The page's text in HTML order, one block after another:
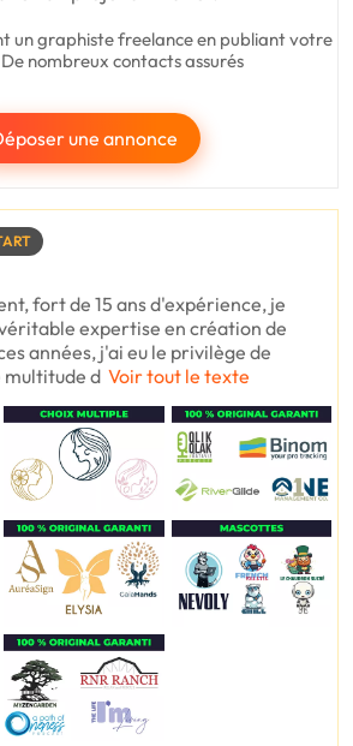
un graphiste freelance en publiant votre
nombreux contacts assurés
une annonce
fort de 15 ans d'expérience, je
expertise en création de
années, j'ai eu le privilège de
multitude d Voir tout le texte